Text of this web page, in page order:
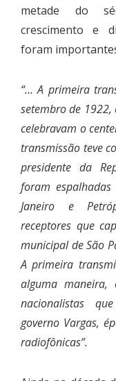
metade do
crescimento e
foram
“… A primeira
setembro de
celebravam o
transmissão teve
presidente da
foram
Janeiro e
receptores que
municipal de São
A primeira
alguma maneira,
nacionalistas
governo Vargas,
radiofônicas”.